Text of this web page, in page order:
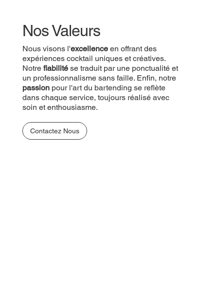
Nos Valeurs
Nous visons l'excellenceen offrant des
expériences cocktail uniques et créatives.
Notre fiabilité se traduit par une ponctualité et
un professionnalisme sans faille. Enfin, notre
passionpour l'art du bartending se reflète
dans chaque service, toujours réalisé avec
soin et enthousiasme.
Contactez Nous